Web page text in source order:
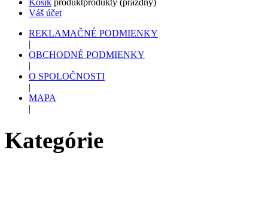
Košík produktprodukty (prázdny)
Váš účet
REKLAMAČNÉ PODMIENKY
|
OBCHODNÉ PODMIENKY
|
O SPOLOČNOSTI
|
MAPA
|
Kategórie